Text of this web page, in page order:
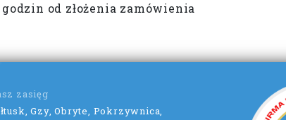
od złożenia zamówienia
zasięg
Gzy, Obryte, Pokrzywnica,